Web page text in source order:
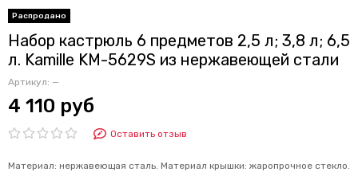
Набор кастрюль 6 предметов 2,5 л; 3,8 л; 6,5
л. Kamille KM-5629S из нержавеющей стали
Артикул: —
4 110 руб
Оставить отзыв
Материал: нержавеющая сталь. Материал крышки: жаропрочное стекло.